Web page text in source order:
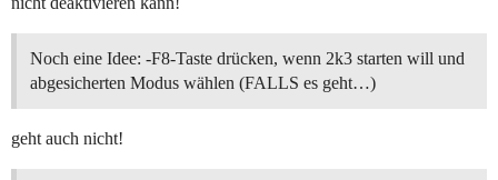
Noch eine Idee: -F8-Taste drücken, wenn 2k3 starten will und
abgesicherten Modus wählen (FALLS es geht…)
geht auch nicht!